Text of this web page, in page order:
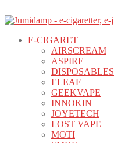
E-CIGARET
AIRSCREAM
ASPIRE
DISPOSABLES
ELEAF
GEEKVAPE
INNOKIN
JOYETECH
LOST VAPE
MOTI